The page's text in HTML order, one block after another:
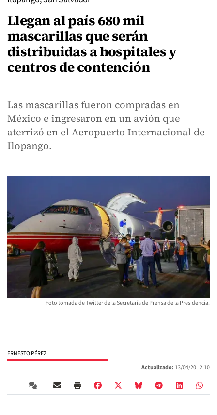
Llegan al país 680 mil
mascarillas que serán
distribuidas a hospitales y
centros de contención
Las mascarillas fueron compradas en
México e ingresaron en un avión que
aterrizó en el Aeropuerto Internacional de
Ilopango.
Foto tomada de Twitter de la Secretaría de Prensa de la Presidencia.
ERNESTO PÉREZ
Actualizado: 13/04/20 |2:10